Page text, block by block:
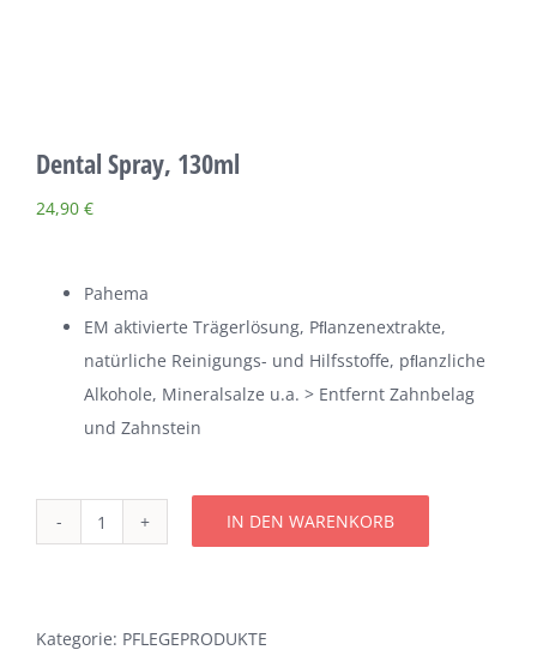
Kontakt & Anfahrt
Dental Spray, 130ml
24,90 €
Pahema
EM aktivierte Trägerlösung, Pﬂanzenextrakte,
natürliche Reinigungs- und Hilfsstoffe, pﬂanzliche
Alkohole, Mineralsalze u.a. > Entfernt Zahnbelag
und Zahnstein
Dental
Menge
IN DEN WARENKORB
Kategorie: PFLEGEPRODUKTE